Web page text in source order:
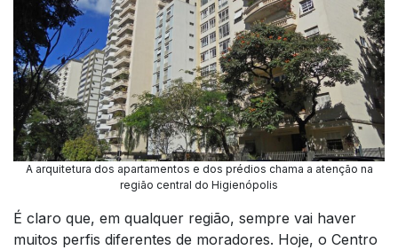
A arquitetura dos apartamentos e dos prédios chama a atenção na
região central do Higienópolis
É claro que, em qualquer região, sempre vai haver
muitos perfis diferentes de moradores. Hoje, o Centro